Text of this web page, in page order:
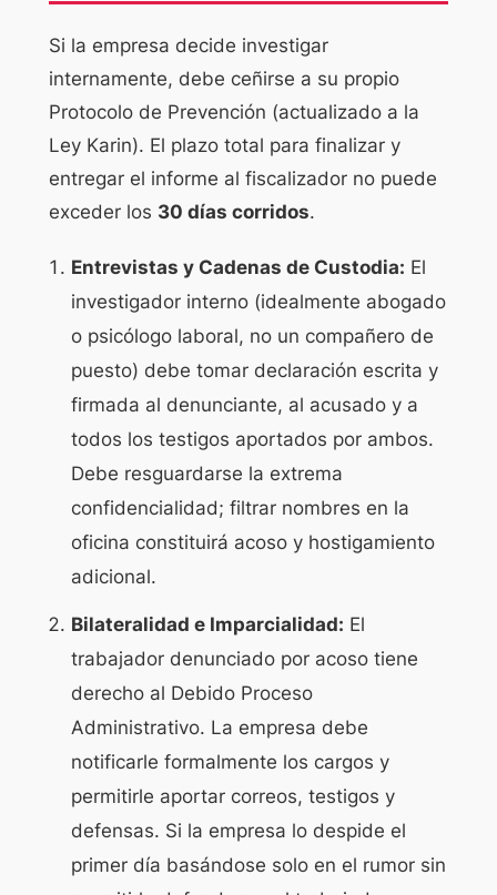
Si la empresa decide investigar
internamente, debe ceñirse a su propio
Protocolo de Prevención (actualizado a la
Ley Karin). El plazo total para finalizar y
entregar el informe al fiscalizador no puede
exceder los 30 días corridos.
Entrevistas y Cadenas de Custodia: El
investigador interno (idealmente abogado
o psicólogo laboral, no un compañero de
puesto) debe tomar declaración escrita y
firmada al denunciante, al acusado y a
todos los testigos aportados por ambos.
Debe resguardarse la extrema
confidencialidad; filtrar nombres en la
oficina constituirá acoso y hostigamiento
adicional.
Bilateralidad e Imparcialidad: El
trabajador denunciado por acoso tiene
derecho al Debido Proceso
Administrativo. La empresa debe
notificarle formalmente los cargos y
permitirle aportar correos, testigos y
defensas. Si la empresa lo despide el
primer día basándose solo en el rumor sin